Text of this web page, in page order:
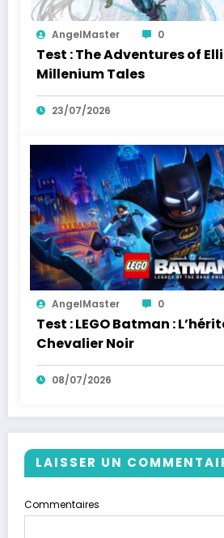
AngelMaster 0
Test : The Adventures of
Millenium Tales
23/07/2026
AngelMaster 0
Test : LEGO Batman :
Chevalier Noir
08/07/2026
LAISSER UN
Commentaires